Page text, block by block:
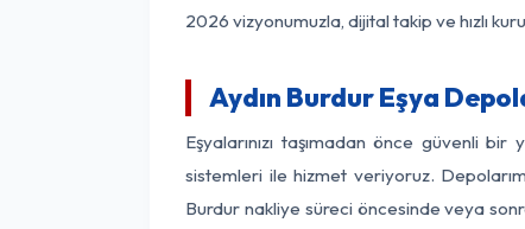
2026 vizyonumuzla, dijital takip ve hızlı
Aydın Burdur Eşya
Eşyalarınızı taşımadan önce güvenli
sistemleri ile hizmet veriyoruz.
Burdur nakliye süreci öncesinde veya